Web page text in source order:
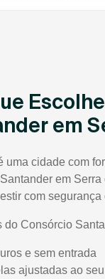
em
uma cidade com
em
com segurança
do Consórcio
e sem entrada
ajustadas ao